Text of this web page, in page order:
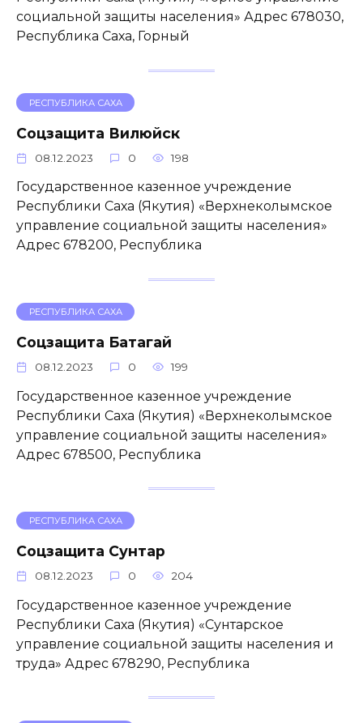
социальной защиты населения» Адрес 678030,
Республика Саха, Горный
РЕСПУБЛИКА САХА
Соцзащита Вилюйск
08.12.2023 0 198
Государственное казенное учреждение
Республики Саха (Якутия) «Верхнеколымское
управление социальной защиты населения»
Адрес 678200, Республика
РЕСПУБЛИКА САХА
Соцзащита Батагай
08.12.2023 0 199
Государственное казенное учреждение
Республики Саха (Якутия) «Верхнеколымское
управление социальной защиты населения»
Адрес 678500, Республика
РЕСПУБЛИКА САХА
Соцзащита Сунтар
08.12.2023 0 204
Государственное казенное учреждение
Республики Саха (Якутия) «Сунтарское
управление социальной защиты населения и
труда» Адрес 678290, Республика